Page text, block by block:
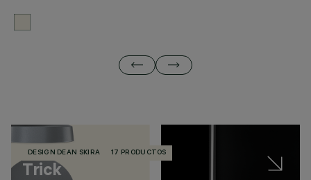
DESIGN DEAN SKIRA 17 PRODUCTOS
Trick